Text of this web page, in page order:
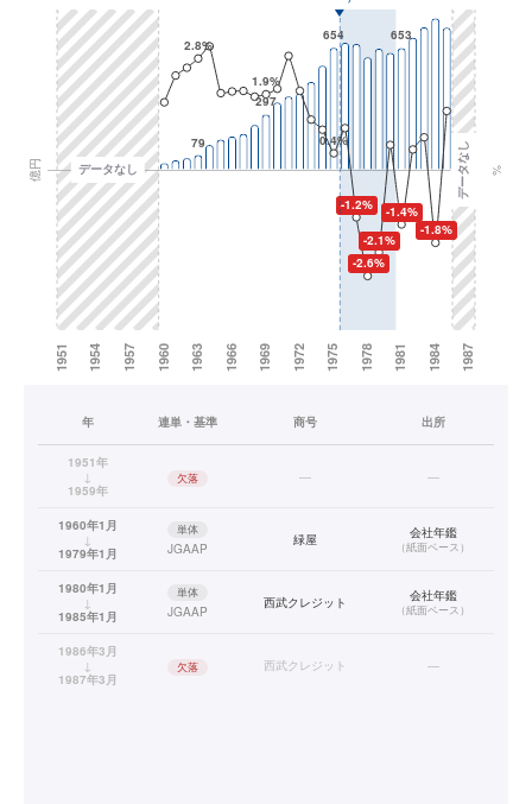
年 連単・基準 商号 出所
1951年
↓
1959年
欠落 — —
1960年1月
↓
1979年1月
単体
JGAAP
緑屋 会社年鑑
（紙面ベース）
1980年1月
↓
1985年1月
単体
JGAAP
西武クレジット 会社年鑑
（紙面ベース）
1986年3月
↓
1987年3月
欠落 西武クレジット —